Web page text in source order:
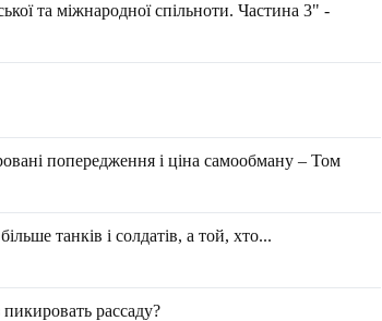
та міжнародної спільноти. Частина 3" -
попередження і ціна самообману – Том
танків і солдатів, а той, хто...
рассаду?